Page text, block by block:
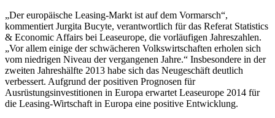
„Der europäische Leasing-Markt ist auf dem Vormarsch“,
kommentiert Jurgita Bucyte, verantwortlich für das Referat Statistics
& Economic Affairs bei Leaseurope, die vorläufigen Jahreszahlen.
„Vor allem einige der schwächeren Volkswirtschaften erholen sich
vom niedrigen Niveau der vergangenen Jahre.“ Insbesondere in der
zweiten Jahreshälfte 2013 habe sich das Neugeschäft deutlich
verbessert. Aufgrund der positiven Prognosen für
Ausrüstungsinvestitionen in Europa erwartet Leaseurope 2014 für
die Leasing-Wirtschaft in Europa eine positive Entwicklung.